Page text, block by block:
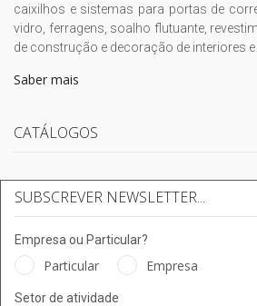
caixilhos e sistemas para portas de
vidro, ferragens, soalho flutuante,
de construção e decoração de interiores e
Saber mais
CATÁLOGOS
SUBSCREVER NEWSLETTER...
Empresa ou Particular?
Particular Empresa
Setor de atividade